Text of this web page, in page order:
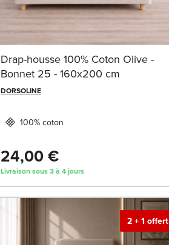
Drap-housse 100% Coton Olive -
Bonnet 25 - 160x200 cm
DORSOLINE
100% coton
24,00 €
Livraison sous 3 à 4 jours
2 + 1 offert